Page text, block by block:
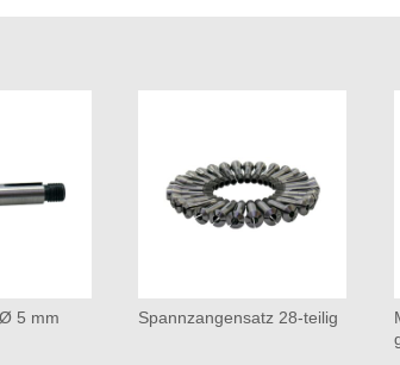
5 mm Spannzangensatz 28-teilig